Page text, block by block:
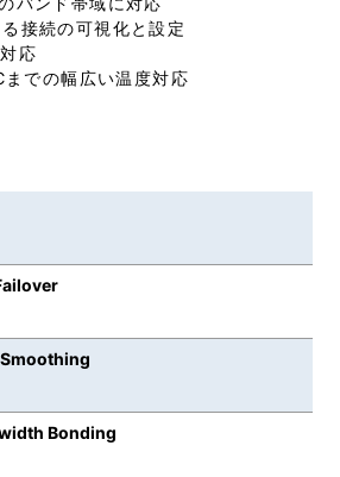
接続の可視化と設定
応
の幅広い温度対応
Bonding